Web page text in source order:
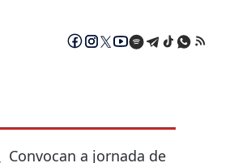
Convocan a jornada de